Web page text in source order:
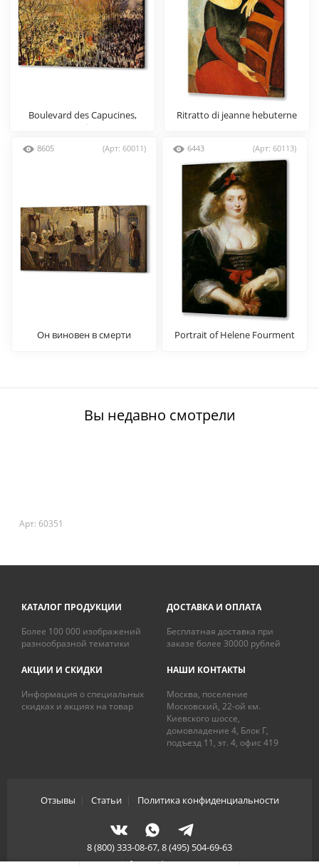
Boulevard des Capucines,
Paris
Ritratto di jeanne hebuterne
8605 (Арт: 60011)
Он виновен в смерти
6443 (Арт: 60113)
Portrait of Helene Fourment
Вы недавно смотрели
Арт: 60351
КАТАЛОГ ПРОДУКЦИИ
Более 100 000 изображений
разнообразной тематики
ДОСТАВКА И ОПЛАТА
Бесплатная доставка при
заказе более 30000 рублей
АКЦИИ И СКИДКИ
Информация о специальных
скидках и акциях на товар
НАШИ КОНТАКТЫ
Москва, поселение
Московский, 22-ой км.
Киевского шоссе,
домовладение 4, Блок Г,
подъезд 11, эт. 4, офис 419
Отзывы Статьи| Политика конфиденциальности
8 (800) 333-08-67, 8 (495) 504-69-63